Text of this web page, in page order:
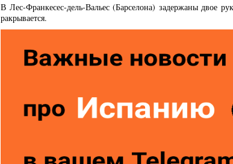
В Лес-Франкесес-дель-Вальес (Барселона) задержаны двое
ракрывается.